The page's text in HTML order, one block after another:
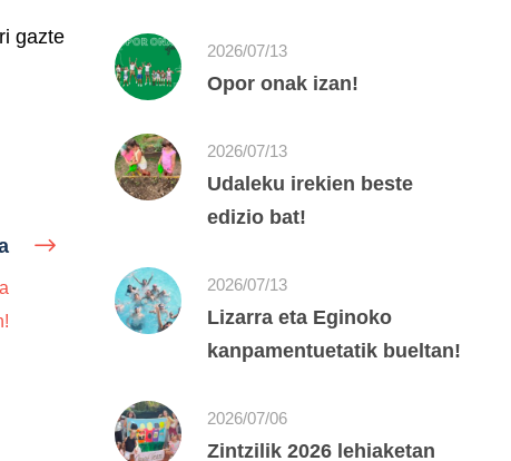
gazte
2026/07/13
Opor onak izan!
2026/07/13
Udaleku irekien beste
edizio bat!
2026/07/13
Lizarra eta Eginoko
kanpamentuetatik bueltan!
2026/07/06
Zintzilik 2026 lehiaketan